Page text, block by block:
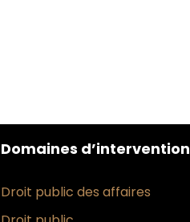
Domaines d’intervention
Droit public des affaires